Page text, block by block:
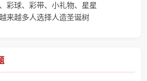
彩球、彩带、小礼物、星星
来越多人选择人造圣诞树